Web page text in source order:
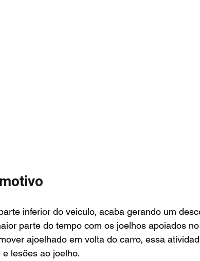
inferior do veiculo, acaba gerando um
parte do tempo com os joelhos apoiados
ajoelhado em volta do carro, essa
lesões ao joelho.